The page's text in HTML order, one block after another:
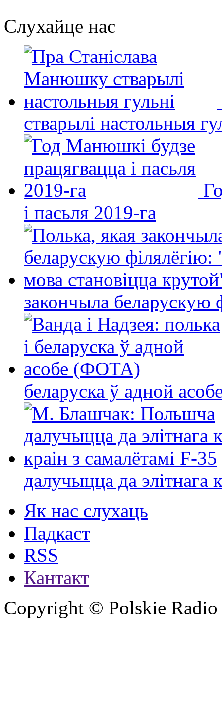
Слухайце нас
стварылі настольныя
і пасьля 2019-га
закончыла беларускую
беларуска ў адной
далучыцца да элітнага
Як нас слухаць
Падкаст
RSS
Кантакт
Copyright © Polskie